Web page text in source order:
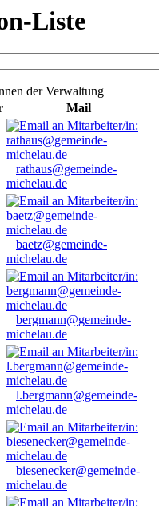
Liste
der Verwaltung
Mail
rathaus@gemeinde-
michelau.de
baetz@gemeinde-
michelau.de
bergmann@gemeinde-
michelau.de
l.bergmann@gemeinde-
michelau.de
biesenecker@gemeinde-
michelau.de